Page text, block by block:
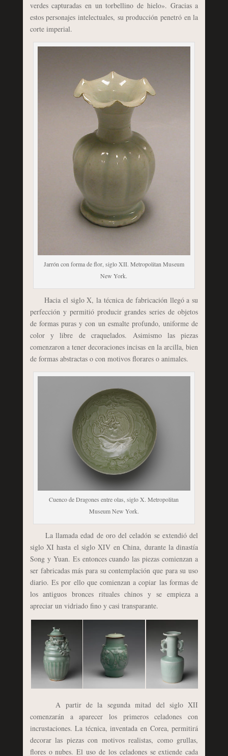
verdes capturadas en un torbellino de hielo». Gracias a
estos personajes intelectuales, su producción penetró en la
corte imperial.
Jarrón con forma de flor, siglo XII. Metropolitan Museum
New York.
Hacia el siglo X, la técnica de fabricación llegó a su
perfección y permitió producir grandes series de objetos
de formas puras y con un esmalte profundo, uniforme de
color y libre de craquelados. Asimismo las piezas
comenzaron a tener decoraciones incisas en la arcilla, bien
de formas abstractas o con motivos florares o animales.
Cuenco de Dragones entre olas, siglo X. Metropolitan
Museum New York.
La llamada edad de oro del celadón se extendió del
siglo XI hasta el siglo XIV en China, durante la dinastía
Song y Yuan. Es entonces cuando las piezas comienzan a
ser fabricadas más para su contemplación que para su uso
diario. Es por ello que comienzan a copiar las formas de
los antiguos bronces rituales chinos y se empieza a
apreciar un vidriado fino y casi transparante.
A partir de la segunda mitad del siglo XII
comenzarán a aparecer los primeros celadones con
incrustaciones. La técnica, inventada en Corea, permitirá
decorar las piezas con motivos realistas, como grullas,
flores o nubes. El uso de los celadones se extiende cada